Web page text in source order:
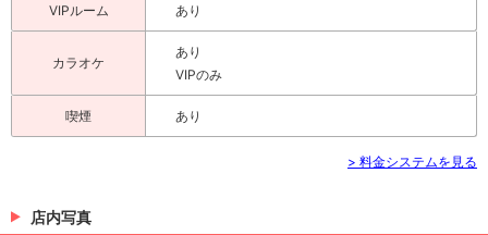
VIPルーム あり
カラオケ
あり
VIPのみ
喫煙 あり
> 料金システムを見る
店内写真